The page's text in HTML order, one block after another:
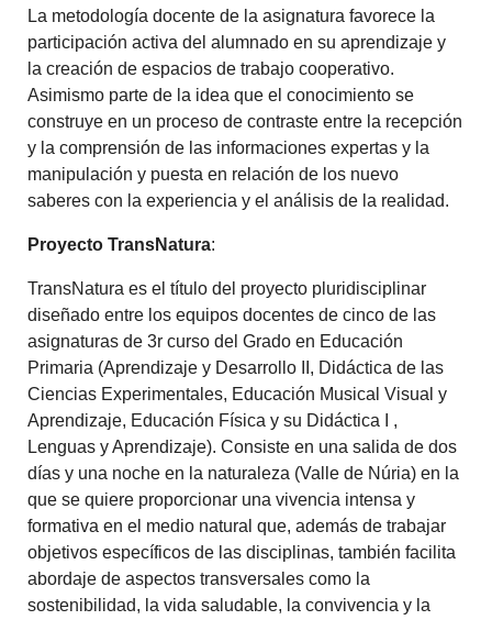
La metodología docente de la asignatura favorece la
participación activa del alumnado en su aprendizaje y
la creación de espacios de trabajo cooperativo.
Asimismo parte de la idea que el conocimiento se
construye en un proceso de contraste entre la recepción
y la comprensión de las informaciones expertas y la
manipulación y puesta en relación de los nuevo
saberes con la experiencia y el análisis de la realidad.
Proyecto TransNatura:
TransNatura es el título del proyecto pluridisciplinar
diseñado entre los equipos docentes de cinco de las
asignaturas de 3r curso del Grado en Educación
Primaria (Aprendizaje y Desarrollo II, Didáctica de las
Ciencias Experimentales, Educación Musical Visual y
Aprendizaje, Educación Física y su Didáctica I ,
Lenguas y Aprendizaje). Consiste en una salida de dos
días y una noche en la naturaleza (Valle de Núria) en la
que se quiere proporcionar una vivencia intensa y
formativa en el medio natural que, además de trabajar
objetivos específicos de las disciplinas, también facilita
abordaje de aspectos transversales como la
sostenibilidad, la vida saludable, la convivencia y la